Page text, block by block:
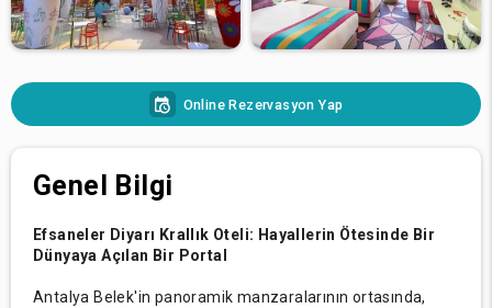
Online Rezervasyon Yap
Genel Bilgi
Efsaneler Diyarı Krallık Oteli: Hayallerin Ötesinde Bir
Dünyaya Açılan Bir Portal
Antalya Belek'in panoramik manzaralarının ortasında,